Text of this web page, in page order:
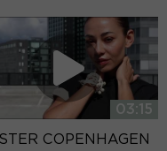
03:15
COPENHAGEN